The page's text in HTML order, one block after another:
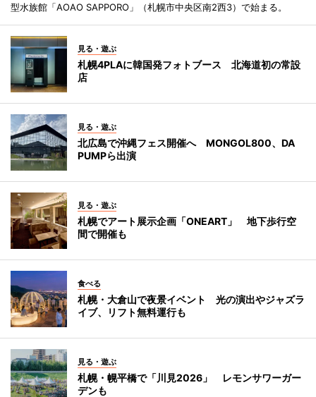
型水族館「AOAO SAPPORO」（札幌市中央区南2西3）で始まる。
見る・遊ぶ
札幌4PLAに韓国発フォトブース 北海道初の常設
店
見る・遊ぶ
北広島で沖縄フェス開催へ MONGOL800、DA
PUMPら出演
見る・遊ぶ
札幌でアート展示企画「ONEART」 地下歩行空
間で開催も
食べる
札幌・大倉山で夜景イベント 光の演出やジャズラ
イブ、リフト無料運行も
見る・遊ぶ
札幌・幌平橋で「川見2026」 レモンサワーガー
デンも